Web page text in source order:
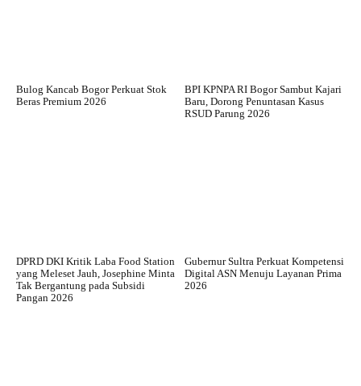
Bulog Kancab Bogor Perkuat Stok
Beras Premium 2026
BPI KPNPA RI Bogor Sambut Kajari
Baru, Dorong Penuntasan Kasus
RSUD Parung 2026
DPRD DKI Kritik Laba Food Station
yang Meleset Jauh, Josephine Minta
Tak Bergantung pada Subsidi
Pangan 2026
Gubernur Sultra Perkuat Kompetensi
Digital ASN Menuju Layanan Prima
2026